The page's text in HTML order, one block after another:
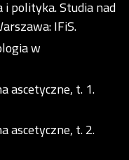
i polityka. Studia nad
IFiS.
w
ascetyczne, t. 1.
ascetyczne, t. 2.